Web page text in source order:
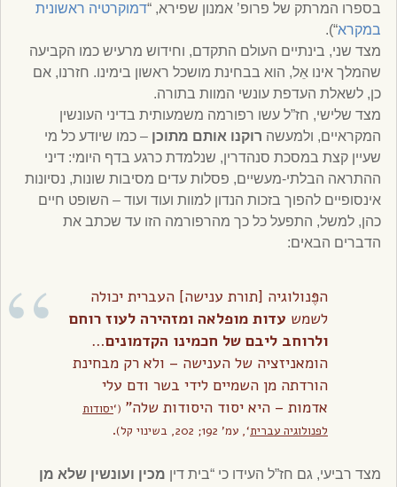
בספרו המרתק של פרופ’ אמנון שפירא, “דמוקרטיה ראשונית
במקרא“).
מצד שני, בינתיים העולם התקדם, וחידוש מרעיש כמו הקביעה
שהמלך אינו אֵל, הוא בבחינת מושכל ראשון בימינו. חזרנו, אם
כן, לשאלת העדפת עונשי המוות בתורה.
מצד שלישי, חז”ל עשו רפורמה משמעותית בדיני העונשין
המקראיים, ולמעשה רוקנו אותם מתוכן – כמו שיודע כל מי
שעיין קצת במסכת סנהדרין, שנלמדת כרגע בדף היומי: דיני
ההתראה הבלתי-מעשיים, פסלות עדים מסיבות שונות, נסיונות
אינסופיים להפוך בזכות הנדון למוות ועוד ועוד – השופט חיים
כהן, למשל, התפעל כל כך מהרפורמה הזו עד שכתב את
הדברים הבאים:
הפֶּנולוגיה [תורת ענישה] העברית יכולה
לשמש עדות מופלאה ומזהירה לעוז רוחם
ולרוחב ליבם של חכמינו הקדמונים…
הומאניזציה של הענישה – ולא רק מבחינת
הורדתה מן השמיים לידי בשר ודם עלי
אדמות – היא יסוד היסודות שלה” (‘יסודות
לפנולוגיה עברית‘, עמ’ 192; 202, בשינוי קל) .
מצד רביעי, גם חז”ל העידו כי “בית דין מכין ועונשין שלא מן